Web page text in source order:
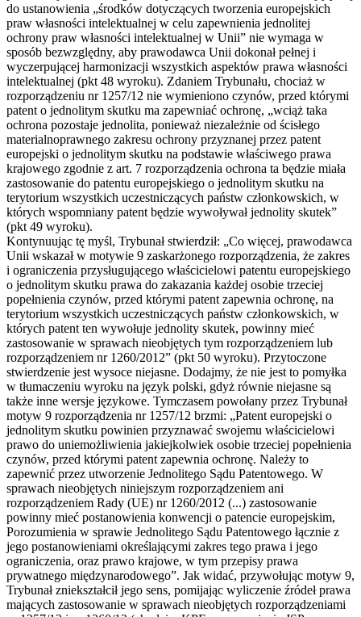
do ustanowienia „środków dotyczących tworzenia europejskich
praw własności intelektualnej w celu zapewnienia jednolitej
ochrony praw własności intelektualnej w Unii” nie wymaga w
sposób bezwzględny, aby prawodawca Unii dokonał pełnej i
wyczerpującej harmonizacji wszystkich aspektów prawa własności
intelektualnej (pkt 48 wyroku). Zdaniem Trybunału, chociaż w
rozporządzeniu nr 1257/12 nie wymieniono czynów, przed którymi
patent o jednolitym skutku ma zapewniać ochronę, „wciąż taka
ochrona pozostaje jednolita, ponieważ niezależnie od ścisłego
materialnoprawnego zakresu ochrony przyznanej przez patent
europejski o jednolitym skutku na podstawie właściwego prawa
krajowego zgodnie z art. 7 rozporządzenia ochrona ta będzie miała
zastosowanie do patentu europejskiego o jednolitym skutku na
terytorium wszystkich uczestniczących państw członkowskich, w
których wspomniany patent będzie wywoływał jednolity skutek”
(pkt 49 wyroku).
Kontynuując tę myśl, Trybunał stwierdził: „Co więcej, prawodawca
Unii wskazał w motywie 9 zaskarżonego rozporządzenia, że zakres
i ograniczenia przysługującego właścicielowi patentu europejskiego
o jednolitym skutku prawa do zakazania każdej osobie trzeciej
popełnienia czynów, przed którymi patent zapewnia ochronę, na
terytorium wszystkich uczestniczących państw członkowskich, w
których patent ten wywołuje jednolity skutek, powinny mieć
zastosowanie w sprawach nieobjętych tym rozporządzeniem lub
rozporządzeniem nr 1260/2012” (pkt 50 wyroku). Przytoczone
stwierdzenie jest wysoce niejasne. Dodajmy, że nie jest to pomyłka
w tłumaczeniu wyroku na język polski, gdyż równie niejasne są
także inne wersje językowe. Tymczasem powołany przez Trybunał
motyw 9 rozporządzenia nr 1257/12 brzmi: „Patent europejski o
jednolitym skutku powinien przyznawać swojemu właścicielowi
prawo do uniemożliwienia jakiejkolwiek osobie trzeciej popełnienia
czynów, przed którymi patent zapewnia ochronę. Należy to
zapewnić przez utworzenie Jednolitego Sądu Patentowego. W
sprawach nieobjętych niniejszym rozporządzeniem ani
rozporządzeniem Rady (UE) nr 1260/2012 (...) zastosowanie
powinny mieć postanowienia konwencji o patencie europejskim,
Porozumienia w sprawie Jednolitego Sądu Patentowego łącznie z
jego postanowieniami określającymi zakres tego prawa i jego
ograniczenia, oraz prawo krajowe, w tym przepisy prawa
prywatnego międzynarodowego”. Jak widać, przywołując motyw 9,
Trybunał zniekształcił jego sens, pomijając wyliczenie źródeł prawa
mających zastosowanie w sprawach nieobjętych rozporządzeniami